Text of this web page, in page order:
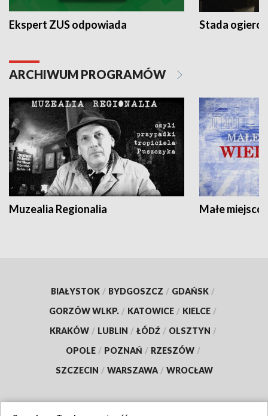
Ekspert ZUS odpowiada Stada
ARCHIWUM PROGRAMÓW
Muzealia Regionalia Małe
BIAŁYSTOK / BYDGOSZCZ / GDAŃSK /
GORZÓW WLKP. / KATOWICE / KIELCE /
KRAKÓW / LUBLIN / ŁÓDŹ / OLSZTYN /
OPOLE / POZNAŃ / RZESZÓW /
SZCZECIN / WARSZAWA / WROCŁAW